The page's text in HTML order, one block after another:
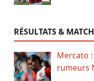
RÉSULTATS &
Mercato
rumeurs